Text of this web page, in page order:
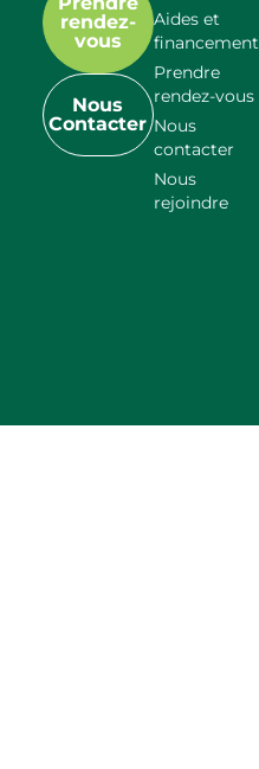
rendez-
vous
Nous
Contacter
Aides et
financement
Prendre
rendez-vous
Nous
contacter
Nous
rejoindre